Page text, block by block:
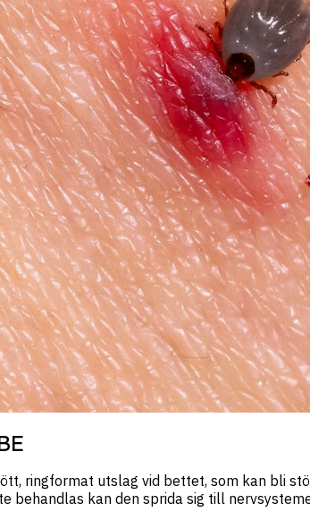
ringformat utslag vid bettet, som kan bli
behandlas kan den sprida sig till